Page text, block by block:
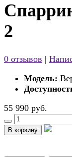
2
0 отзывов |
Модель:
55 990 руб.
В корзину